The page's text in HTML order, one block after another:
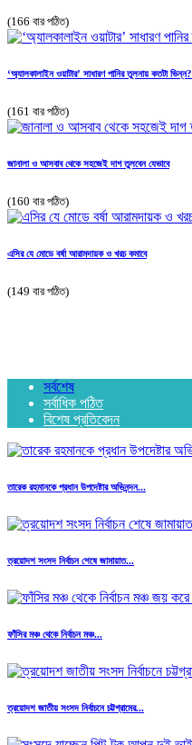
(166 বার পঠিত)
‘অ্যালকালাইন ওয়াটার’ সাধারণ পানির তুলনায় কতটা ভিন্ন?
(161 বার পঠিত)
জানালা ও আসবাব থেকে সহজেই দাগ তুলবেন যেভাবে
(160 বার পঠিত)
এসির যে মোডে বর্ষা আরামদায়ক ও খরচ কমাবে
(149 বার পঠিত)
সর্বশেষ
সর্বাধিক পঠিত
বিশেষ প্রতিবেদন
তারেক রহমানকে প্রধান উপদেষ্টার অভিনন্দন...
ত্রয়োদশ সংসদ নির্বাচন শেষে জামায়াত...
ফাঁসির মঞ্চ থেকে নির্বাচন মঞ্চ...
ত্রয়োদশ জাতীয় সংসদ নির্বাচনে চট্টগ্রামের...